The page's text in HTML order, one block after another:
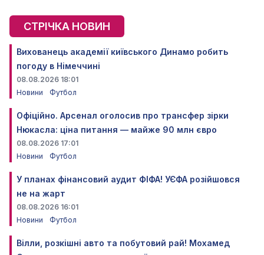
СТРІЧКА НОВИН
Вихованець академії київського Динамо робить
погоду в Німеччині
08.08.2026 18:01
Новини
Футбол
Офіційно. Арсенал оголосив про трансфер зірки
Нюкасла: ціна питання — майже 90 млн євро
08.08.2026 17:01
Новини
Футбол
У планах фінансовий аудит ФІФА! УЄФА розійшовся
не на жарт
08.08.2026 16:01
Новини
Футбол
Вілли, розкішні авто та побутовий рай! Мохамед